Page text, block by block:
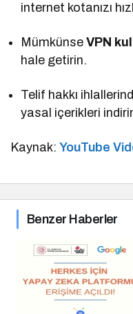
internet kotanızı
MümkünseVPN
hale getirin.
Telif hakkı
yasal içerikleri
Kaynak:YouTube
Benzer Haberler